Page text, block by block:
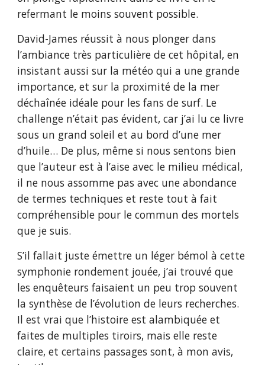
refermant le moins souvent possible.
David-James réussit à nous plonger dans
l’ambiance très particulière de cet hôpital, en
insistant aussi sur la météo qui a une grande
importance, et sur la proximité de la mer
déchaînée idéale pour les fans de surf. Le
challenge n’était pas évident, car j’ai lu ce livre
sous un grand soleil et au bord d’une mer
d’huile… De plus, même si nous sentons bien
que l’auteur est à l’aise avec le milieu médical,
il ne nous assomme pas avec une abondance
de termes techniques et reste tout à fait
compréhensible pour le commun des mortels
que je suis.
S’il fallait juste émettre un léger bémol à cette
symphonie rondement jouée, j’ai trouvé que
les enquêteurs faisaient un peu trop souvent
la synthèse de l’évolution de leurs recherches.
Il est vrai que l’histoire est alambiquée et
faites de multiples tiroirs, mais elle reste
claire, et certains passages sont, à mon avis,